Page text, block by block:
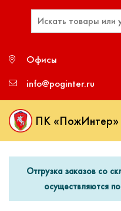
Офисы
info@poginter.ru
ПК «ПожИнтер»
Отгрузка заказов со
осуществляются